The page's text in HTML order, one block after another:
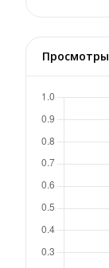
Просмотры